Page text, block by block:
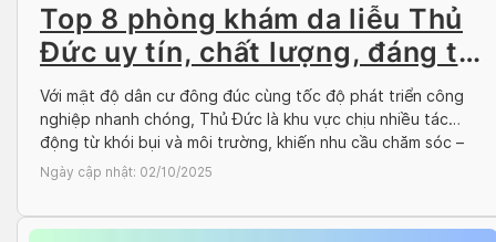
Top 8 phòng khám da liễu Thủ
Đức uy tín, chất lượng, đáng tin
cậy
Với mật độ dân cư đông đúc cùng tốc độ phát triển công
nghiệp nhanh chóng, Thủ Đức là khu vực chịu nhiều tác
động từ khói bụi và môi trường, khiến nhu cầu chăm sóc –
điều trị da ngày càng tăng cao. Việc lựa chọn phòng khám
Ngày cập nhật: 02/10/2025